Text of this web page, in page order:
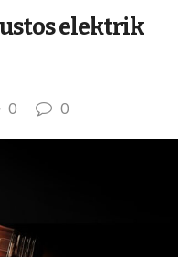
elektrik
0 0